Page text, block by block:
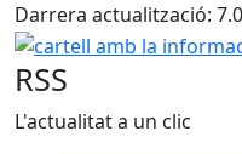
Darrera actualització:
cartell amb la
RSS
L'actualitat a un clic